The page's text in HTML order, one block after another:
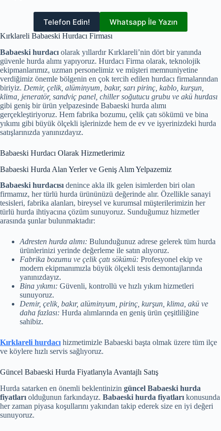
Telefon Edin! Whatsapp İle Yazın
Kırklareli Babaeski Hurdacı Firması
Babaeski hurdacı olarak yıllardır Kırklareli’nin dört bir yanında
güvenle hurda alımı yapıyoruz. Hurdacı Firma olarak, teknolojik
ekipmanlarımız, uzman personelimiz ve müşteri memnuniyetine
verdiğimiz önemle bölgenin en çok tercih edilen hurdacı firmalarından
biriyiz. Demir, çelik, alüminyum, bakır, sarı pirinç, kablo, kurşun,
klima, jeneratör, sandviç panel, chiller soğutucu grubu ve akü hurdası
gibi geniş bir ürün yelpazesinde Babaeski hurda alımı
gerçekleştiriyoruz. Hem fabrika bozumu, çelik çatı sökümü ve bina
yıkımı gibi büyük ölçekli işlerinizde hem de ev ve işyerinizdeki hurda
satışlarınızda yanınızdayız.
Babaeski Hurdacı Olarak Hizmetlerimiz
Babaeski Hurda Alan Yerler ve Geniş Alım Yelpazemiz
Babaeski hurdacısı denince akla ilk gelen isimlerden biri olan
firmamız, her türlü hurda ürününüzü değerinde alır. Özellikle sanayi
tesisleri, fabrika alanları, bireysel ve kurumsal müşterilerimizin her
türlü hurda ihtiyacına çözüm sunuyoruz. Sunduğumuz hizmetler
arasında şunlar bulunmaktadır:
Adresten hurda alımı: Bulunduğunuz adrese gelerek tüm hurda
ürünlerinizi yerinde değerleme ile satın alıyoruz.
Fabrika bozumu ve çelik çatı sökümü: Profesyonel ekip ve
modern ekipmanımızla büyük ölçekli tesis demontajlarında
yanınızdayız.
Bina yıkımı: Güvenli, kontrollü ve hızlı yıkım hizmetleri
sunuyoruz.
Demir, çelik, bakır, alüminyum, pirinç, kurşun, klima, akü ve
daha fazlası: Hurda alımlarında en geniş ürün çeşitliliğine
sahibiz.
Kırklareli hurdacı hizmetimizle Babaeski başta olmak üzere tüm ilçe
ve köylere hızlı servis sağlıyoruz.
Güncel Babaeski Hurda Fiyatlarıyla Avantajlı Satış
Hurda satarken en önemli beklentinizin güncel Babaeski hurda
fiyatları olduğunun farkındayız. Babaeski hurda fiyatları konusunda
her zaman piyasa koşullarını yakından takip ederek size en iyi değeri
sunuyoruz.